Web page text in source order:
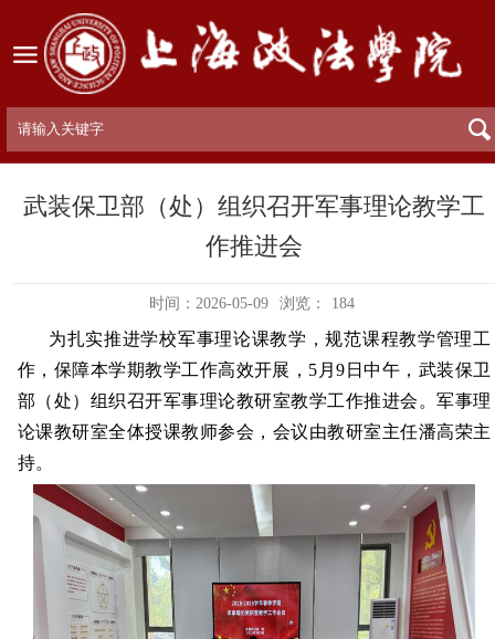
武装保卫部（处）组织召开军事理论教学工
作推进会
时间：2026-05-09 浏览： 184
为扎实推进学校军事理论课教学，规范课程教学管理工
作，保障本学期教学工作高效开展，5月9日中午，武装保卫
部（处）组织召开军事理论教研室教学工作推进会。军事理
论课教研室全体授课教师参会，会议由教研室主任潘高荣主
持。